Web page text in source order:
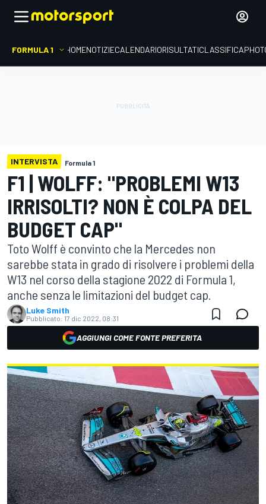
FORMULA 1 HOMENOTIZIECALENDARIORISULTATICLASSIFICA
INTERVISTA Formula 1
F1 | WOLFF: "PROBLEMI W13
IRRISOLTI? NON È COLPA DEL
BUDGET CAP"
Toto Wolff è convinto che la Mercedes non
sarebbe stata in grado di risolvere i problemi della
W13 nel corso della stagione 2022 di Formula 1,
anche senza le limitazioni del budget cap.
Luke Smith
Pubblicato: 17 dic 2022, 08:31
AGGIUNGI COME FONTE PREFERITA